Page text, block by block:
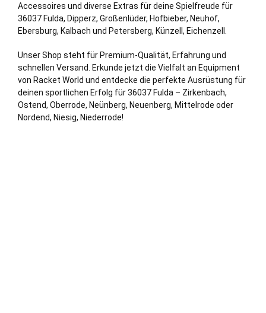
Accessoires und diverse Extras für deine Spielfreude für
36037 Fulda, Dipperz, Großenlüder, Hofbieber, Neuhof,
Ebersburg, Kalbach und Petersberg, Künzell , Eichenzell
Unser Shop steht für Premium-Qualität, Erfahrung und
schnellen Versand. Erkunde jetzt die Vielfalt an Equipment
von Racket World und entdecke die perfekte Ausrüstung für
deinen sportlichen Erfolg für 36037 Fulda – Zirkenbach,
Ostend, Oberrode, Neünberg, Neuenberg, Mittelrode oder
Nordend, Niesig, Niederrode!